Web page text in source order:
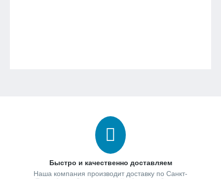
Быстро и качественно доставляем
Наша компания производит доставку по Санкт-